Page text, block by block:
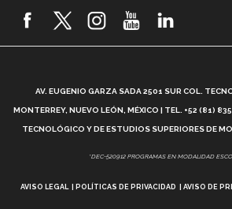
2026! (video)
¿Cómo es el Modelo
Vida Tec: Feminismo e
AV. EUGENIO GARZA SADA 2501 SUR COL.
MONTERREY, NUEVO LEÓN, MÉXICO | TEL. +52 (81)
TECNOLÓGICO Y DE ESTUDIOS SUPERIORES DE
*DEC-520912 PROGRAMAS EN MODALIDAD
AVISO LEGAL POLÍTICAS DE PRIVACIDAD AVISO DE